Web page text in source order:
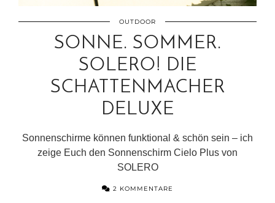
OUTDOOR
SONNE. SOMMER.
SOLERO! DIE
SCHATTENMACHER
DELUXE
Sonnenschirme können funktional & schön sein – ich
zeige Euch den Sonnenschirm Cielo Plus von
SOLERO
2 KOMMENTARE